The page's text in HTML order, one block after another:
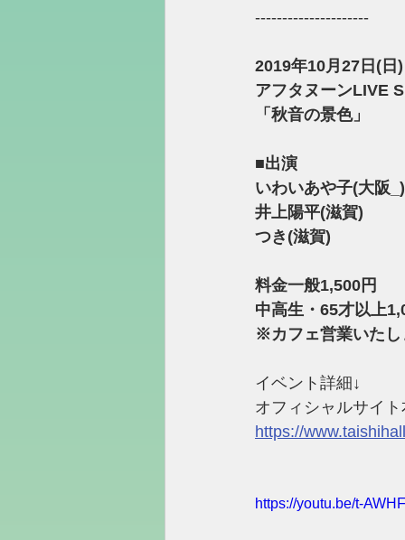
---------------------﻿
2019年10月27日(日
アフタヌーンLIVE
「秋音の景色」
■出演
いわいあや子(大阪_)
井上陽平(滋賀)
つき(滋賀)
料金一般1,500円
中高生・65才以上
※カフェ営業いたし
イベント詳細↓
オフィシャルサイ
https://
https://youtu.be/t-